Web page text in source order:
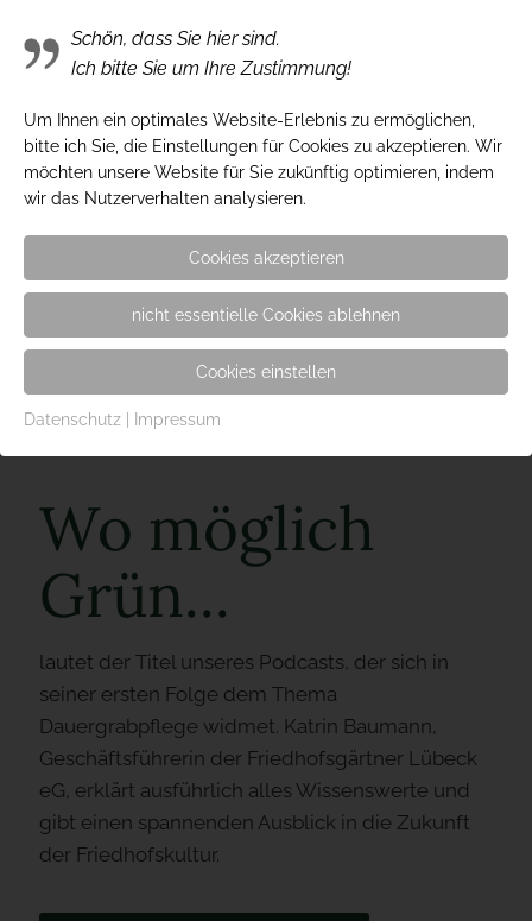
stimmungsvoll gestalteter Umgebung finden
Sie hier würdevolle Grabstätten, die dauerhaft
Grabmal mit dem Namen des Verstorbenen
haben.
Bestattungsgarten Vorwerk
Bestattungsgarten Burgtor
Wo möglich
Grün...
lautet der Titel unseres Podcasts, der sich in
seiner ersten Folge dem Thema
Dauergrabpflege widmet. Katrin Baumann,
Geschäftsführerin der Friedhofsgärtner Lübeck
eG, erklärt ausführlich alles Wissenswerte und
gibt einen spannenden Ausblick in die Zukunft
der Friedhofskultur.
Schön, dass Sie hier sind.
Ich bitte Sie um Ihre Zustimmung!
Um Ihnen ein optimales Website-Erlebnis zu ermöglichen,
bitte ich Sie, die Einstellungen für Cookies zu akzeptieren. Wir
möchten unsere Website für Sie zukünftig optimieren, indem
wir das Nutzerverhalten analysieren.
Cookies akzeptieren
nicht essentielle Cookies ablehnen
Cookies einstellen
Datenschutz | Impressum